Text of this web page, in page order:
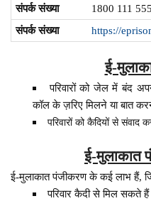
संपर्क संख्या
1800 111 555
संपर्क संख्या
https://
ई-
परिवारों को जेल में बंद
कॉल के ज़रिए मिलने या बात
परिवारों को कैदियों से संवाद
ई-मुलाकात
ई-मुलाकात पंजीकरण के कई लाभ हैं,
परिवार कैदी से मिल सकते